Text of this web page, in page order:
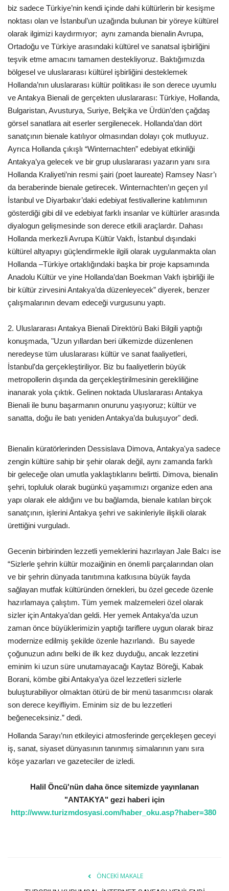
biz sadece Türkiye’nin kendi içinde dahi kültürlerin bir kesişme
noktası olan ve İstanbul’un uzağında bulunan bir yöreye kültürel
olarak ilgimizi kaydırmıyor; aynı zamanda bienalin Avrupa,
Ortadoğu ve Türkiye arasındaki kültürel ve sanatsal işbirliğini
teşvik etme amacını tamamen destekliyoruz. Baktığımızda
bölgesel ve uluslararası kültürel işbirliğini desteklemek
Hollanda’nın uluslararası kültür politikası ile son derece uyumlu
ve Antakya Bienali de gerçekten uluslararası: Türkiye, Hollanda,
Bulgaristan, Avusturya, Suriye, Belçika ve Ürdün’den çağdaş
görsel sanatlara ait eserler sergilenecek. Hollanda’dan dört
sanatçının bienale katılıyor olmasından dolayı çok mutluyuz.
Ayrıca Hollanda çıkışlı “Winternachten” edebiyat etkinliği
Antakya’ya gelecek ve bir grup uluslararası yazarın yanı sıra
Hollanda Kraliyeti’nin resmi şairi (poet laureate) Ramsey Nasr’ı
da beraberinde bienale getirecek. Winternachten’ın geçen yıl
İstanbul ve Diyarbakır’daki edebiyat festivallerine katılımının
gösterdiği gibi dil ve edebiyat farklı insanlar ve kültürler arasında
diyalogun gelişmesinde son derece etkili araçlardır. Dahası
Hollanda merkezli Avrupa Kültür Vakfı, İstanbul dışındaki
kültürel altyapıyı güçlendirmekle ilgili olarak uygulanmakta olan
Hollanda –Türkiye ortaklığındaki başka bir proje kapsamında
Anadolu Kültür ve yine Hollanda’dan Boekman Vakfı işbirliği ile
bir kültür zirvesini Antakya’da düzenleyecek” diyerek, benzer
çalışmalarının devam edeceği vurgusunu yaptı.
2. Uluslararası Antakya Bienali Direktörü Baki Bilgili yaptığı
konuşmada, "Uzun yıllardan beri ülkemizde düzenlenen
neredeyse tüm uluslararası kültür ve sanat faaliyetleri,
İstanbul’da gerçekleştiriliyor. Biz bu faaliyetlerin büyük
metropollerin dışında da gerçekleştirilmesinin gerekliliğine
inanarak yola çıktık. Gelinen noktada Uluslararası Antakya
Bienali ile bunu başarmanın onurunu yaşıyoruz; kültür ve
sanatta, doğu ile batı yeniden Antakya’da buluşuyor" dedi.
Bienalin küratörlerinden Dessislava Dimova, Antakya'ya sadece
zengin kültüre sahip bir şehir olarak değil, aynı zamanda farklı
bir geleceğe olan umutla yaklaştıklarını belirtti. Dimova, bienalin
şehri, topluluk olarak bugünkü yaşamımızı organize eden ana
yapı olarak ele aldığını ve bu bağlamda, bienale katılan birçok
sanatçının, işlerini Antakya şehri ve sakinleriyle ilişkili olarak
ürettiğini vurguladı.
Gecenin birbirinden lezzetli yemeklerini hazırlayan Jale Balcı ise
“Sizlerle şehrin kültür mozaiğinin en önemli parçalarından olan
ve bir şehrin dünyada tanıtımına katkısına büyük fayda
sağlayan mutfak kültüründen örnekleri, bu özel gecede özenle
hazırlamaya çalıştım. Tüm yemek malzemeleri özel olarak
sizler için Antakya’dan geldi. Her yemek Antakya’da uzun
zaman önce büyüklerimizin yaptığı tariflere uygun olarak biraz
modernize edilmiş şekilde özenle hazırlandı. Bu sayede
çoğunuzun adını belki de ilk kez duyduğu, ancak lezzetini
eminim ki uzun süre unutamayacağı Kaytaz Böreği, Kabak
Borani, kömbe gibi Antakya’ya özel lezzetleri sizlerle
buluşturabiliyor olmaktan ötürü de bir menü tasarımcısı olarak
son derece keyifliyim. Eminim siz de bu lezzetleri
beğeneceksiniz.” dedi.
Hollanda Sarayı’nın etkileyici atmosferinde gerçekleşen geceyi
iş, sanat, siyaset dünyasının tanınmış simalarının yanı sıra
köşe yazarları ve gazeteciler de izledi.
Halil Öncü'nün daha önce sitemizde yayınlanan
"ANTAKYA" gezi haberi için
http://www.turizmdosyasi.com/haber_oku.asp?haber=380
ÖNCEKI MAKALE